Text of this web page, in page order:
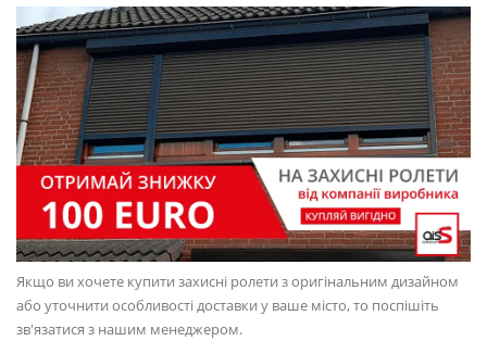
Якщо ви хочете купити захисні ролети з оригінальним дизайном
або уточнити особливості доставки у ваше місто, то поспішіть
зв'язатися з нашим менеджером.